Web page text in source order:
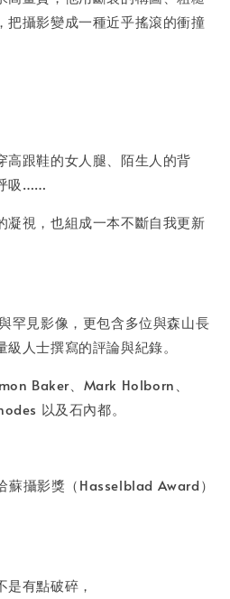
把攝影變成一種近乎搖滾的衝撞
高跟鞋的女人腿、陌生人的背
吸……
凝視，也組成一本不斷自我更新
罕見影像，更包含多位與森山長
人士撰寫的評論與紀錄。
Baker、Mark Holborn、
以及石內都。
攝影獎（Hasselblad Award）
有點破碎，